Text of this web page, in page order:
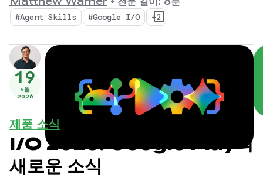
Android 개발자의 생산성을 높이고 코드베이스에 배
포하는 AI 에이전트를 강화하는 기능을 제공합니다.
#Agent Skills #Google I/O +2
19
5월
2026
제품 소식
I/O 2026: Google Play의
새로운 소식